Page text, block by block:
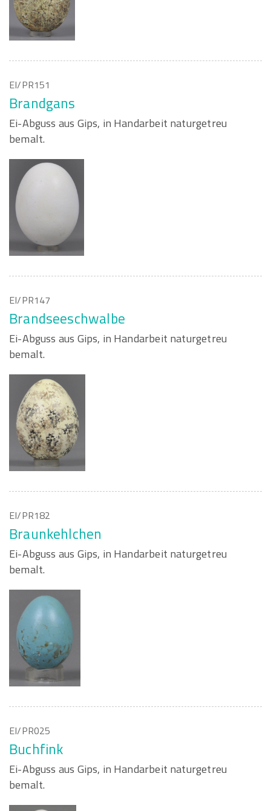
EI/PR151
Brandgans
Ei-Abguss aus Gips, in Handarbeit naturgetreu
bemalt.
EI/PR147
Brandseeschwalbe
Ei-Abguss aus Gips, in Handarbeit naturgetreu
bemalt.
EI/PR182
Braunkehlchen
Ei-Abguss aus Gips, in Handarbeit naturgetreu
bemalt.
EI/PR025
Buchfink
Ei-Abguss aus Gips, in Handarbeit naturgetreu
bemalt.